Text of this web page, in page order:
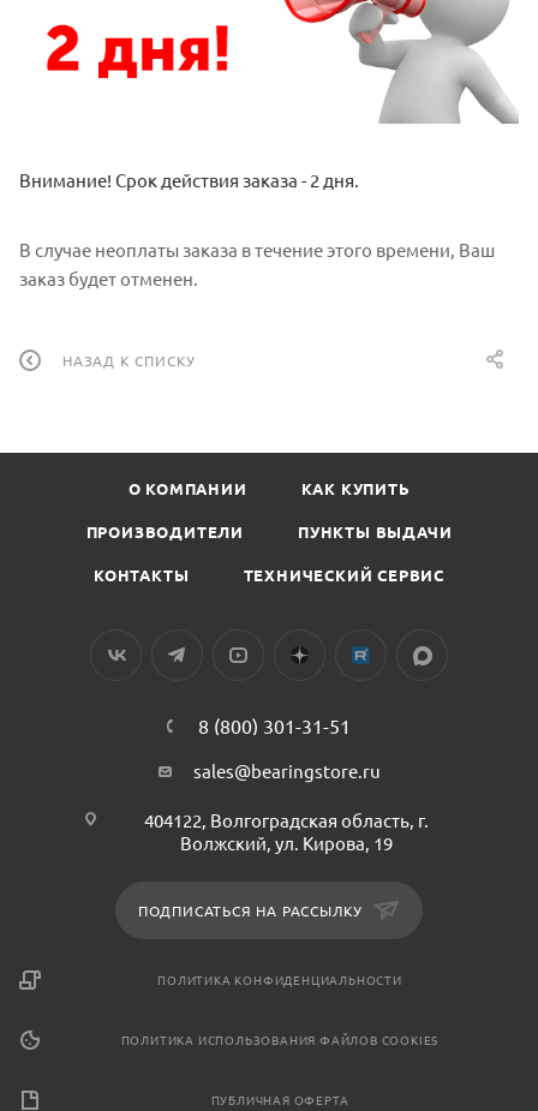
Внимание! Срок действия заказа - 2 дня.
В случае неоплаты заказа в течение этого времени, Ваш
заказ будет отменен.
НАЗАД К СПИСКУ
О КОМПАНИИ КАК КУПИТЬ
ПРОИЗВОДИТЕЛИ ПУНКТЫ ВЫДАЧИ
КОНТАКТЫ ТЕХНИЧЕСКИЙ СЕРВИС
8 (800) 301-31-51
sales@bearingstore.ru
404122, Волгоградская область, г.
Волжский, ул. Кирова, 19
ПОДПИСАТЬСЯ НА РАССЫЛКУ
ПОЛИТИКА КОНФИДЕНЦИАЛЬНОСТИ
ПОЛИТИКА ИСПОЛЬЗОВАНИЯ ФАЙЛОВ COOKIES
ПУБЛИЧНАЯ ОФЕРТА